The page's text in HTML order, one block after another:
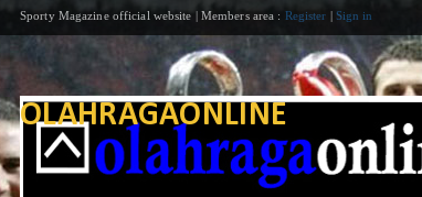
Sporty Magazine official website | Members area : Register | Sign in
OLAHRAGAONLINE